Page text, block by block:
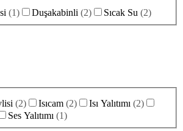
(1) Duşakabinli (2) Sıcak Su (2)
(2) Isıcam (2) Isı Yalıtımı (2)
Ses Yalıtımı (1)